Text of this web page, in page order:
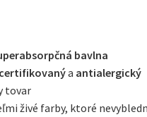
bavlna
certifikovanýa antialergický
tovar
živé farby, ktoré